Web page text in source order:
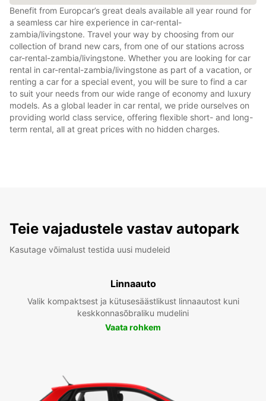
Benefit from Europcar’s great deals available all year round for
a seamless car hire experience in car-rental-
zambia/livingstone. Travel your way by choosing from our
collection of brand new cars, from one of our stations across
car-rental-zambia/livingstone. Whether you are looking for car
rental in car-rental-zambia/livingstone as part of a vacation, or
renting a car for a special event, you will be sure to find a car
to suit your needs from our wide range of economy and luxury
models. As a global leader in car rental, we pride ourselves on
providing world class service, offering flexible short- and long-
term rental, all at great prices with no hidden charges.
Teie vajadustele vastav autopark
Kasutage võimalust testida uusi mudeleid
Linnaauto
Valik kompaktsest ja kütusesäästlikust linnaautost kuni
keskkonnasõbraliku mudelini
Vaata rohkem